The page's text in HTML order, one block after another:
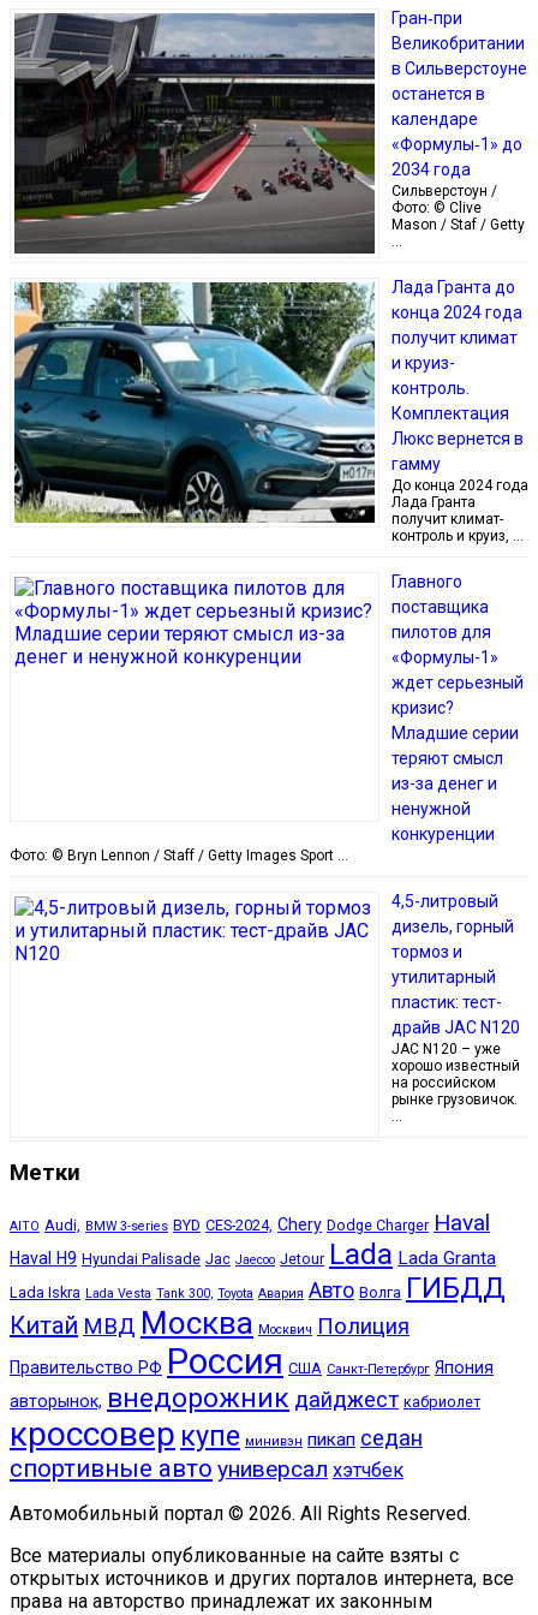
Гран‑при
Великобритании
в Сильверстоуне
останется в
календаре
«Формулы‑1» до
2034 года
Сильверстоун /
Фото: © Clive
Mason / Staf / Getty
Лада Гранта до
конца 2024 года
получит климат
и круиз-
контроль.
Комплектация
Люкс вернется в
гамму
До конца 2024 года
Лада Гранта
получит климат-
контроль и круиз, …
Главного
поставщика
пилотов для
«Формулы-1»
ждет серьезный
кризис?
Младшие серии
теряют смысл
из-за денег и
ненужной
конкуренции
Фото: © Bryn Lennon / Staff / Getty Images Sport …
4,5-литровый
дизель, горный
тормоз и
утилитарный
пластик: тест-
драйв JAC N120
JAC N120 – уже
хорошо известный
на российском
рынке грузовичок.
Метки
AITO Audi, BMW 3-series BYD CES-2024, Chery Dodge Charger Haval
Haval H9 Hyundai Palisade Jac Jaecoo Jetour Lada Lada Granta
Lada Iskra Lada Vesta Tank 300, Toyota Авария Авто Волга ГИБДД
Китай МВД Москва Москвич Полиция
Правительство РФ Россия США Санкт-Петербург Япония
авторынок, внедорожник дайджест кабриолет
кроссовер купе минивэн пикап седан
спортивные авто универсал хэтчбек
Автомобильный портал © 2026. All Rights Reserved.
Все материалы опубликованные на сайте взяты с
открытых источников и других порталов интернета, все
права на авторство принадлежат их законным